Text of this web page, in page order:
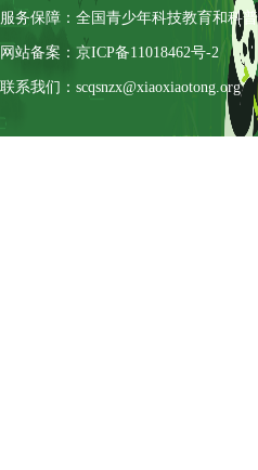
服务保障：全国青少年科技教育和科
网站备案：京ICP备11018462号-2
联系我们：scqsnzx@xiaoxiaotong.org